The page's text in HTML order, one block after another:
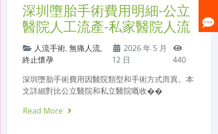
深圳墮胎手術費用明細-公立
醫院人工流產-私家醫院人流
人流手術, 無痛人流,
終止懷孕
2026 年 5 月
12 日
440
深圳墮胎手術費用因醫院類型和手術方式而異。本
文詳細對比公立醫院和私立醫院嘅收��
Read More